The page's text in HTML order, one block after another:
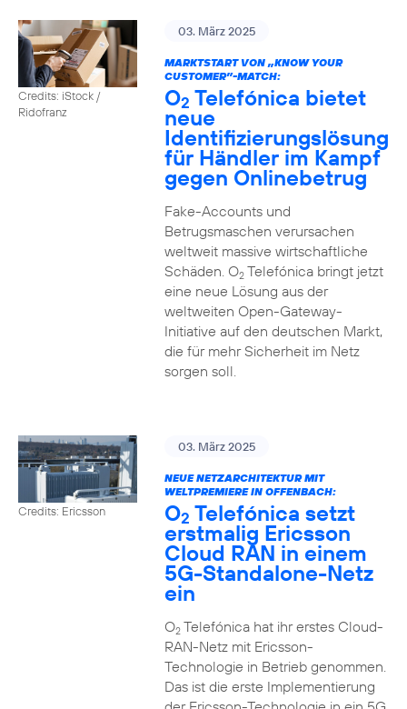
Credits: iStock /
Ridofranz
03. März 2025
MARKTSTART VON „KNOW YOUR
CUSTOMER”-MATCH:
O2 Telefónica bietet
neue
Identifizierungslösung
für Händler im Kampf
gegen Onlinebetrug
Fake-Accounts und
Betrugsmaschen verursachen
weltweit massive wirtschaftliche
Schäden. O2Telefónica bringt jetzt
eine neue Lösung aus der
weltweiten Open-Gateway-
Initiative auf den deutschen Markt,
die für mehr Sicherheit im Netz
sorgen soll.
Credits: Ericsson
03. März 2025
NEUE NETZARCHITEKTUR MIT
WELTPREMIERE IN OFFENBACH:
O2 Telefónica setzt
erstmalig Ericsson
Cloud RAN in einem
5G-Standalone-Netz
ein
O2Telefónica hat ihr erstes Cloud-
RAN-Netz mit Ericsson-
Technologie in Betrieb genommen.
Das ist die erste Implementierung